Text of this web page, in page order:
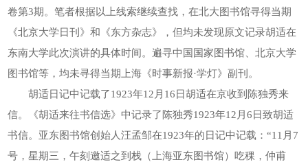
卷第3期。笔者根据以上线索继续查找，在北大图书馆寻得当期
《北京大学日刊》和《东方杂志》，但均未发现原文记录胡适在
东南大学此次演讲的具体时间。遍寻中国国家图书馆、北京大学
图书馆等，均未寻得当期上海《时事新报·学灯》副刊。
胡适日记中记载了1923年12月16日胡适在京收到陈独秀来
信。《胡适来往书信选》中记录了陈独秀1923年12月6日致胡适
书信。亚东图书馆创始人汪孟邹在1923年的日记中记载：“11月7
号，星期三，午刻邀适之到栈（上海亚东图书馆）吃稞，仲甫